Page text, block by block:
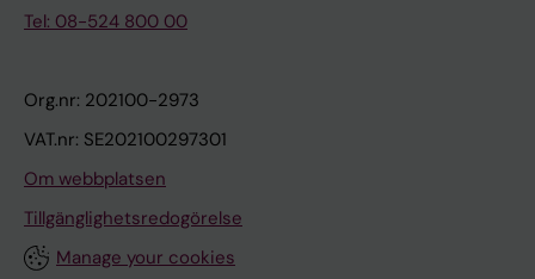
Tel: 08-524 800 00
Org.nr: 202100-2973
VAT.nr: SE202100297301
Om webbplatsen
Tillgänglighetsredogörelse
Manage your cookies